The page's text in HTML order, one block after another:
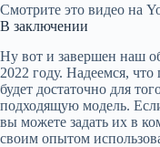
Смотрите это видео на
В заключении
Ну вот и завершен наш
2022 году. Надеемся,
будет достаточно для
подходящую модель.
вы можете задать их в
своим опытом